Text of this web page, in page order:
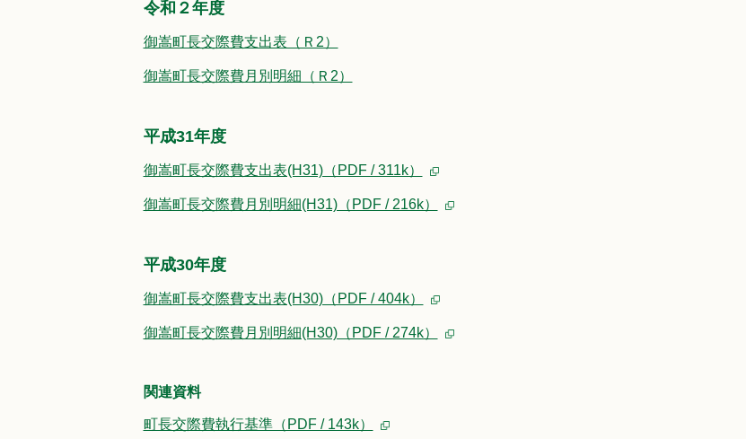
令和２年度
御嵩町長交際費支出表（Ｒ2）
御嵩町長交際費月別明細（Ｒ2）
平成31年度
御嵩町長交際費支出表(H31)（PDF / 311k）
御嵩町長交際費月別明細(H31)（PDF / 216k）
平成30年度
御嵩町長交際費支出表(H30)（PDF / 404k）
御嵩町長交際費月別明細(H30)（PDF / 274k）
関連資料
町長交際費執行基準（PDF / 143k）